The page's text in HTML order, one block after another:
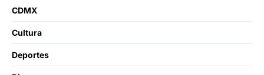
CDMX
Cultura
Deportes